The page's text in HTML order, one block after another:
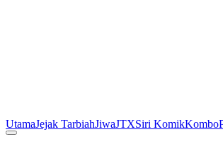
UtamaJejak TarbiahJiwaJTXSiri KomikKombo